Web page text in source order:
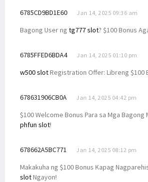
6785CD9BD1E60 Jan 14, 2025 09:36 am
Bagong User ng tg777 slot? $100 Bonus
6785FFED6BDA4 Jan 14, 2025 01:10 pm
w500 slotRegistration Offer: Libreng $100
678631906CB0A Jan 14, 2025 04:42 pm
$100 Welcome Bonus Para sa Mga Bagong
phfun slot!
678662A5BC771 Jan 14, 2025 08:12 pm
Makakuha ng $100 Bonus Kapag
slotNgayon!